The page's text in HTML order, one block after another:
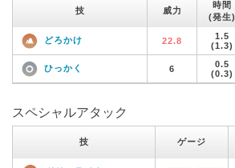
技 威力
時間
(発生)
どろかけ 22.8
1.5
(1.3)
ひっかく 6
0.5
(0.3)
スペシャルアタック
技 ゲージ